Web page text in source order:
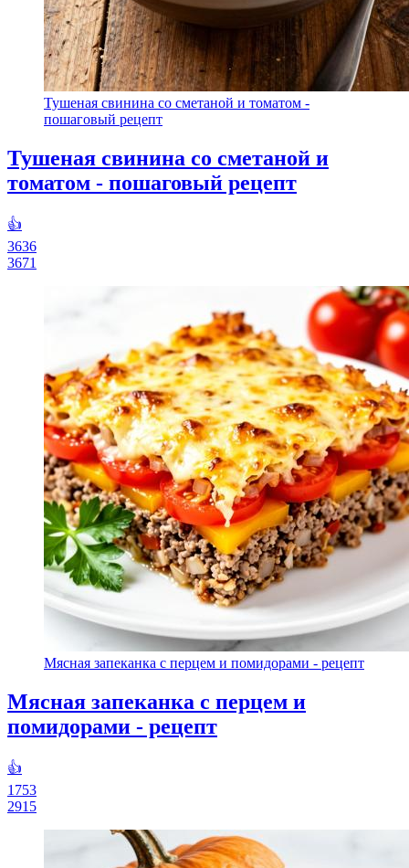
Тушеная свинина со сметаной и томатом -
пошаговый рецепт
Тушеная свинина со сметаной и
томатом - пошаговый рецепт
👍
3636
3671
Мясная запеканка с перцем и помидорами - рецепт
Мясная запеканка с перцем и
помидорами - рецепт
👍
1753
2915